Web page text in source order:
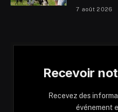
7 août 2026
Recevoir
Recevez des
événement